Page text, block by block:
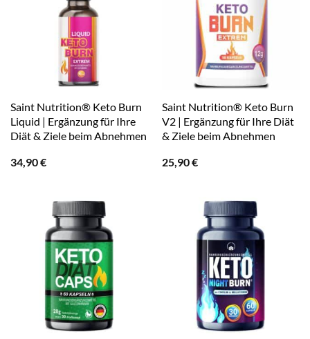
Saint Nutrition® Keto Burn
Liquid | Ergänzung für Ihre
Diät & Ziele beim Abnehmen
34,90€
Saint Nutrition® Keto Burn
V2 | Ergänzung für Ihre Diät
& Ziele beim Abnehmen
25,90€